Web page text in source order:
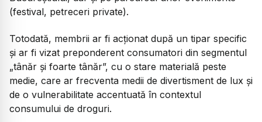
(festival, petreceri private).
Totodată, membrii ar fi acționat după un tipar specific
și ar fi vizat preponderent consumatori din segmentul
„tânăr și foarte tânăr”, cu o stare materială peste
medie, care ar frecventa medii de divertisment de lux și
de o vulnerabilitate accentuată în contextul
consumului de droguri.